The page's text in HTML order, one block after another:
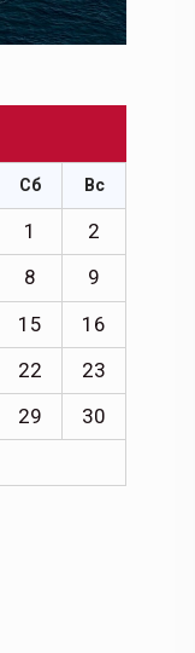
Сб Вс
1
2
8
9
15
16
22
23
29
30